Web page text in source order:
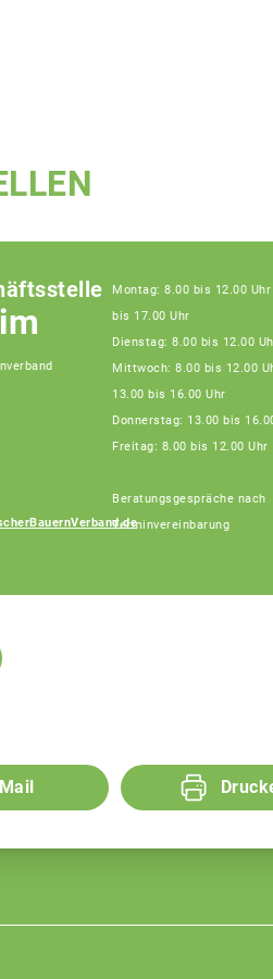
Montag: 8.00 bis 12.00
bis 17.00 Uhr
Dienstag: 8.00 bis 12.00
Mittwoch: 8.00 bis 12.00
13.00 bis 16.00 Uhr
Donnerstag: 13.00 bis
Freitag: 8.00 bis 12.00 Uhr
Beratungsgespräche nach
Terminvereinbarung
Mail